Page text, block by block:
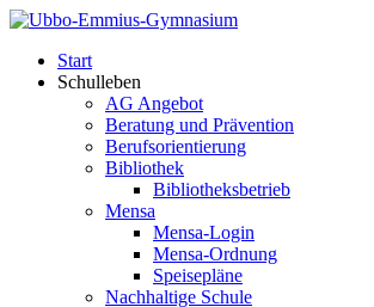
Start
Schulleben
AG Angebot
Beratung und Prävention
Berufsorientierung
Bibliothek
Bibliotheksbetrieb
Mensa
Mensa-Login
Mensa-Ordnung
Speisepläne
Nachhaltige Schule